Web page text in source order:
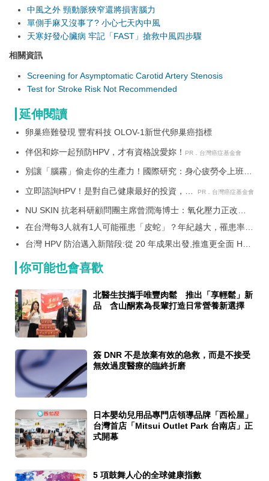
中風之外 頸動脈狹窄還將損害腦力
單側手麻又沒事了? 小心七天內中風
天寒好發心臟病 牢記「FAST」搶救中風四步驟
相關資訊
Screening for Asymptomatic Carotid Artery Stenosis
Test for Stroke Risk Not Recommended
延伸閱讀
卵巢癌難發現 豐宥科技 OLOV-1新世代卵巢癌指標
伴侶和妳一起預防HPV，才有資格說愛妳！ PR．台灣癌症基金會
別讓「腦霧」偷走你的生產力！國際研究：身心疲勞令上班族
囊，啟動「效率、憶力」雙重守護
立即諮詢HPV！是對自己健康最好的投資，把
PR．台灣癌症基金會
NU SKIN 抗老科研顧問團主席曾潤海博士：氧化壓力正改寫
全球健康模式 Prysm iO 開啟「一指量化健康」新時代 驗證營
養投資是否真正到位
在台灣每3人就有1人可能罹患「皮蛇」？年紀越大，罹患率越
高 慢性後遺症－「疹後神經痛」，竟讓人痛到失眠、引發憂
鬱！？ 預防帶狀疱疹，抑制病毒活化為關鍵！
台灣 HPV 防治邁入新階段:從 20 年成果出發,推進更全面 HPV
你可能也會喜歡
北醫生技攜手唯豐肉鬆 推出「享輕鬆」新
品 含山酮素為長輩打造日常營養新選擇
簽 DNR 不是放棄有效的急救，而是不接受
無效過度醫療的臨終折磨
日本嬰幼兒用品專門店領導品牌「西松屋」
台灣首店「Mitsui Outlet Park 台南店」正
式開幕
5 項鼓舞人心的全球健康指數